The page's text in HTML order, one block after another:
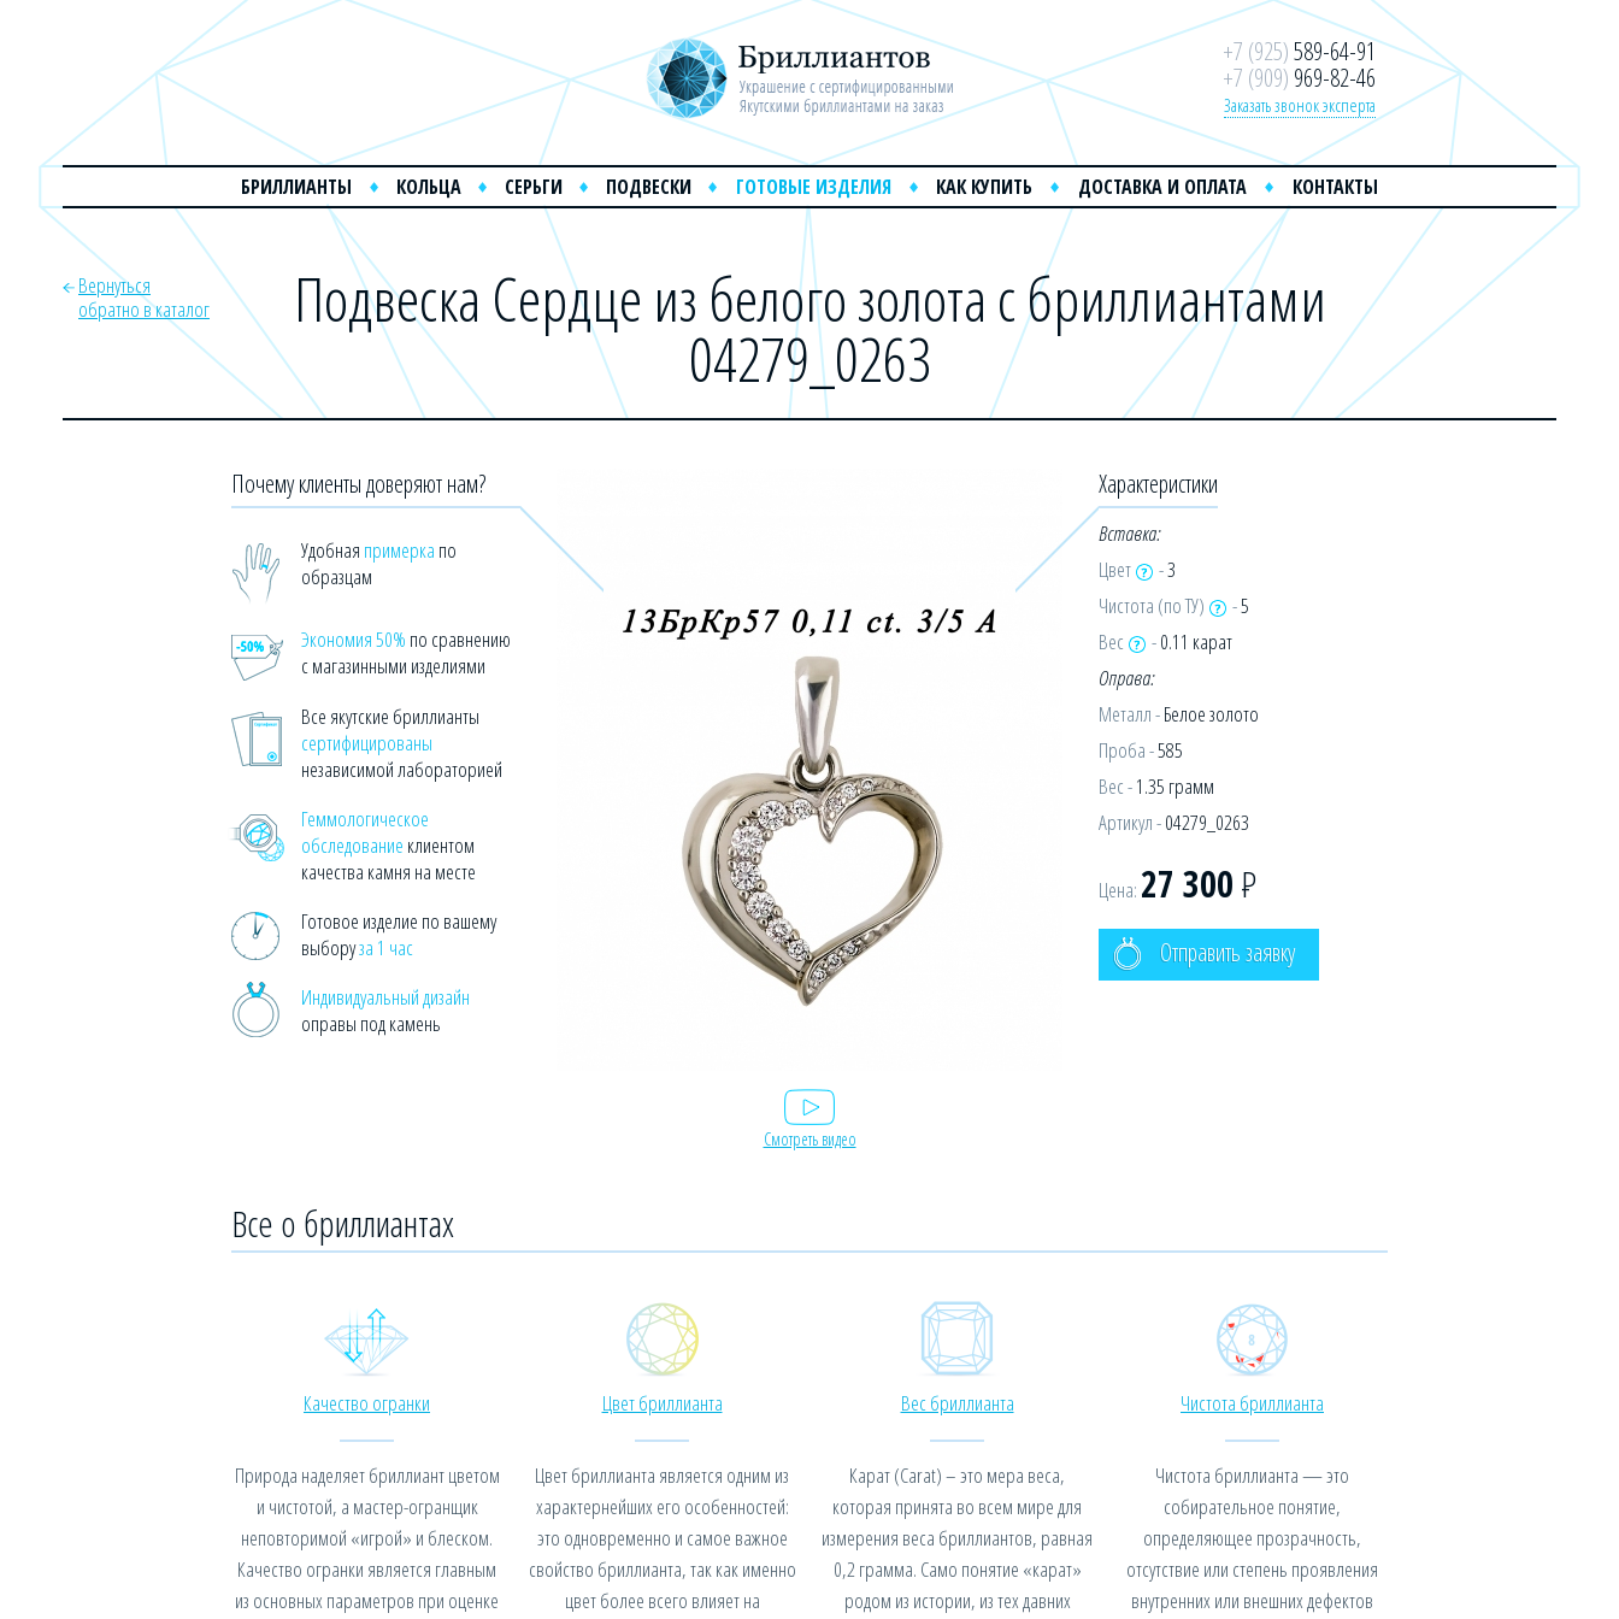
+7 (925)589-64-91
+7 (909) 969-82-46
Заказать звонок эксперта
БРИЛЛИАНТЫ КОЛЬЦА СЕРЬГИ ПОДВЕСКИ ГОТОВЫЕ ИЗДЕЛИЯ КАК КУПИТЬ ДОСТАВКА И ОПЛАТА КОНТАКТЫ
Вернуться
обратно в каталог
Подвеска Сердце из белого золота с бриллиантами
04279_0263
Почему клиенты доверяют нам?
Удобная примерка по
образцам
Экономия 50% по сравнению
с магазинными изделиями
Все якутские бриллианты
сертифицированы
независимой лабораторией
Геммологическое
обследование клиентом
качества камня на месте
Готовое изделие по вашему
выборуза 1 час
Индивидуальный дизайн
оправы под камень
Характеристики
Вставка:
Цвет
-3
Чистота (по ТУ)
-5
Вес
-0.11 карат
Оправа:
Металл -Белое золото
Проба -585
Вес -1.35 грамм
Артикул -04279_0263
Цена: 27 300Р
Отправить заявку
Смотреть видео
Все о бриллиантах
Качество огранки
Природа наделяет бриллиант цветом
и чистотой, а мастер-огранщик
неповторимой «игрой» и блеском.
Качество огранки является главным
из основных параметров при оценке
Цвет бриллианта
Цвет бриллианта является одним из
характернейших его особенностей:
это одновременно и самое важное
свойство бриллианта, так как именно
цвет более всего влияет на
Вес бриллианта
Карат (Carat) – это мера веса,
которая принята во всем мире для
измерения веса бриллиантов, равная
0,2 грамма. Само понятие «карат»
родом из истории, из тех давних
Чистота бриллианта
Чистота бриллианта — это
собирательное понятие,
определяющее прозрачность,
отсутствие или степень проявления
внутренних или внешних дефектов